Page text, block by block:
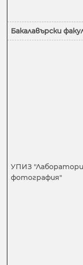
Бакалавърски
УПИЗ
фотография"